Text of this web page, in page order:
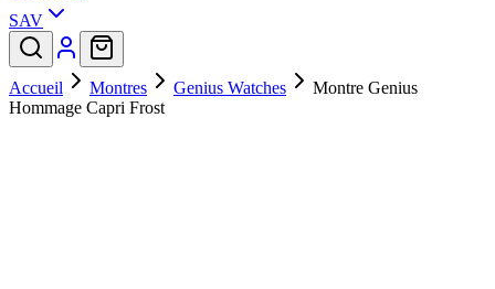
SAV
Accueil Montres Genius Watches
Montre Genius
Hommage Capri Frost